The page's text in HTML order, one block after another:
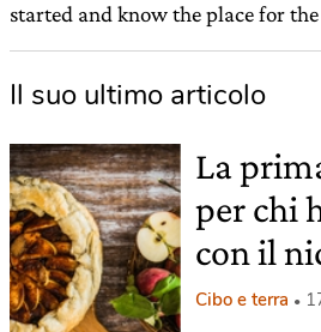
started and know the place for
Il suo ultimo articolo
La
per chi
con il
Cibo e terra